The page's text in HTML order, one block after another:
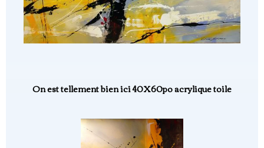
On est tellement bien ici 40X60po acrylique toile